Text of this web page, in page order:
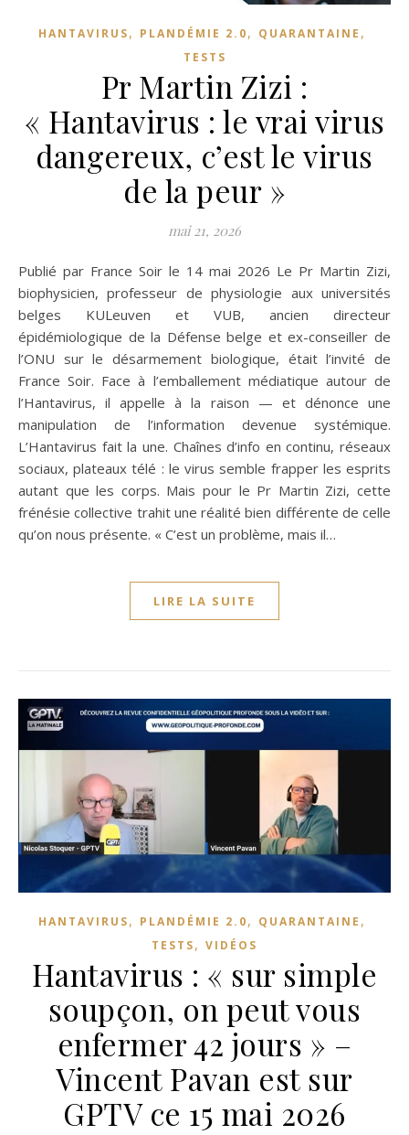
HANTAVIRUS, PLANDÉMIE 2.0, QUARANTAINE ,
TESTS
Pr Martin Zizi :
« Hantavirus : le vrai virus
dangereux, c’est le virus
de la peur »
mai 21, 2026
Publié par France Soir le 14 mai 2026 Le Pr Martin Zizi,
biophysicien, professeur de physiologie aux universités
belges KULeuven et VUB, ancien directeur
épidémiologique de la Défense belge et ex-conseiller de
l’ONU sur le désarmement biologique, était l’invité de
France Soir. Face à l’emballement médiatique autour de
l’Hantavirus, il appelle à la raison — et dénonce une
manipulation de l’information devenue systémique.
L’Hantavirus fait la une. Chaînes d’info en continu, réseaux
sociaux, plateaux télé : le virus semble frapper les esprits
autant que les corps. Mais pour le Pr Martin Zizi, cette
frénésie collective trahit une réalité bien différente de celle
qu’on nous présente. « C’est un problème, mais il…
LIRE LA SUITE
HANTAVIRUS, PLANDÉMIE 2.0, QUARANTAINE ,
TESTS, VIDÉOS
Hantavirus : « sur simple
soupçon, on peut vous
enfermer 42 jours » –
Vincent Pavan est sur
GPTV ce 15 mai 2026